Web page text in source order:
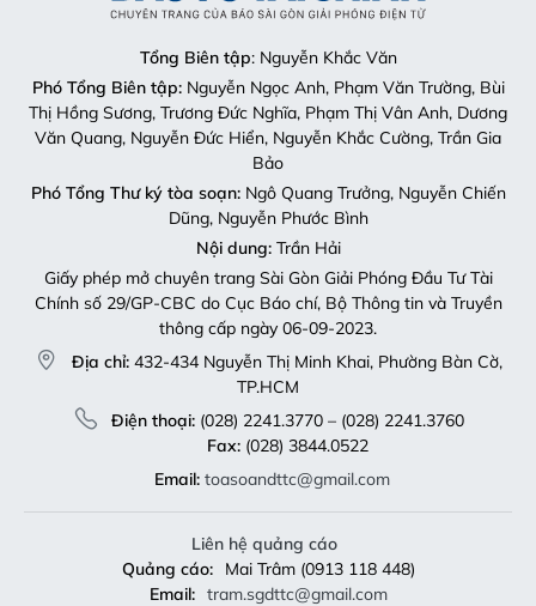
Tổng Biên tập: Nguyễn Khắc Văn
Phó Tổng Biên tập:Nguyễn Ngọc Anh, Phạm Văn Trường, Bùi
Thị Hồng Sương, Trương Đức Nghĩa, Phạm Thị Vân Anh, Dương
Văn Quang, Nguyễn Đức Hiển, Nguyễn Khắc Cường, Trần Gia
Bảo
Phó Tổng Thư ký tòa soạn:Ngô Quang Trưởng, Nguyễn Chiến
Dũng, Nguyễn Phước Bình
Nội dung:Trần Hải
Giấy phép mở chuyên trang Sài Gòn Giải Phóng Đầu Tư Tài
Chính số 29/GP-CBC do Cục Báo chí, Bộ Thông tin và Truyền
thông cấp ngày 06-09-2023.
Địa chỉ: 432-434 Nguyễn Thị Minh Khai, Phường Bàn Cờ,
TP.HCM
Điện thoại:(028) 2241.3770 – (028) 2241.3760
Fax:(028) 3844.0522
Email: toasoandttc@gmail.com
Liên hệ quảng cáo
Quảng cáo:
Mai Trâm (0913 118 448)
Email: tram.sgdttc@gmail.com